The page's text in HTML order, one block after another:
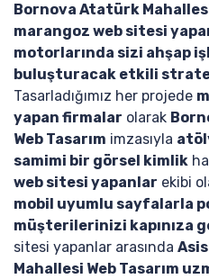
Bornova Atatürk Mahallesi
marangoz web sitesi
motorlarında sizi ahşap
buluşturacak etkili
Tasarladığımız her projede
yapan firmalar olarak
Web Tasarım imzasıyla
samimi bir görsel kimlik
web sitesi yapanlar ekibi
mobil uyumlu sayfalarla
müşterilerinizi kapınıza
sitesi yapanlar arasında
Mahallesi Web Tasarım